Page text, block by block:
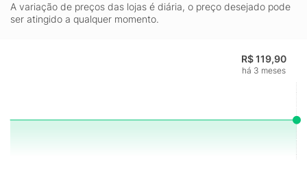
A variação de preços das lojas é diária, o preço desejado pode
ser atingido a qualquer momento.
R$ 119,90
há 3 meses